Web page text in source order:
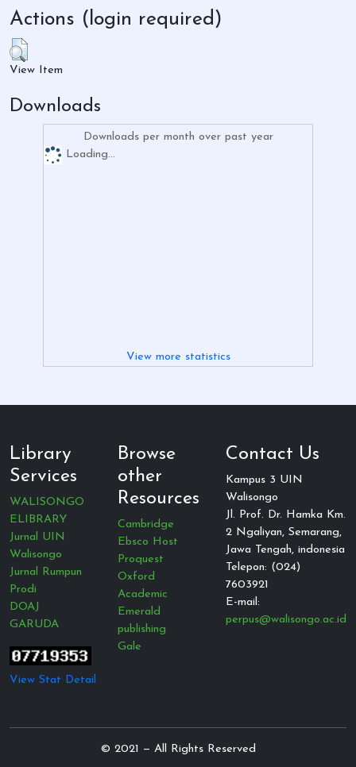
Actions (login required)
View Item
Downloads
Downloads per month over past year
Loading...
View more statistics
Library
Services
WALISONGO
ELIBRARY
Jurnal UIN
Walisongo
Jurnal Rumpun
Prodi
DOAJ
GARUDA
View Stat Detail
Browse
other
Resources
Cambridge
Ebsco Host
Proquest
Oxford
Academic
Emerald
publishing
Gale
Contact Us
Kampus 3 UIN
Walisongo
Jl. Prof. Dr. Hamka Km.
2 Ngaliyan, Semarang,
Jawa Tengah, indonesia
Telepon: (024)
7603921
E-mail:
perpus@walisongo.ac.id
© 2021 — All Rights Reserved